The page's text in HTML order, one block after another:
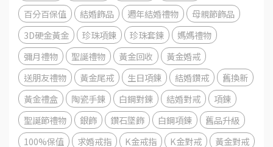
百分百保值
結婚飾品 週年結婚禮物
母親節飾品
3D硬金黃金
珍珠項鍊 珍珠套鍊
媽媽禮物
彌月禮物
聖誕禮物 黃金回收
黃金婚戒
送朋友禮物
黃金尾戒 生日項鍊 結婚鑽戒
舊換新
黃金禮盒
陶瓷手鍊 白鋼對鍊 結婚對戒
項鍊
聖誕節禮物
銀飾 鑽石墜飾 白鋼項鍊
舊品升級
100%保值
求婚戒指 K金戒指 K金對戒 黃金對戒